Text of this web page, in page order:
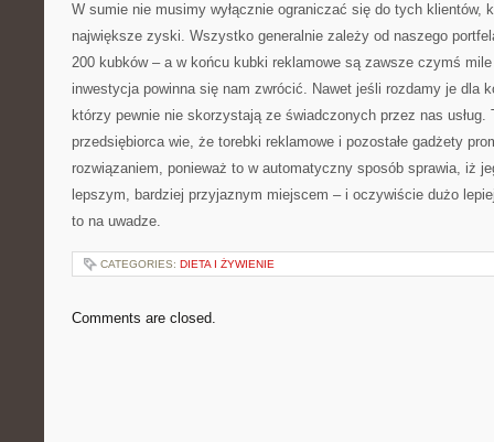
W sumie nie musimy wyłącznie ograniczać się do tych klientów,
największe zyski. Wszystko generalnie zależy od naszego
200 kubków – a w końcu kubki reklamowe są zawsze czymś
inwestycja powinna się nam zwrócić. Nawet jeśli rozdamy je dla
którzy pewnie nie skorzystają ze świadczonych przez nas usług.
przedsiębiorca wie, że torebki reklamowe i pozostałe gadżety
rozwiązaniem, ponieważ to w automatyczny sposób sprawia, iż
lepszym, bardziej przyjaznym miejscem – i oczywiście dużo
to na uwadze.
CATEGORIES: DIETA I ŻYWIENIE
Comments are closed.